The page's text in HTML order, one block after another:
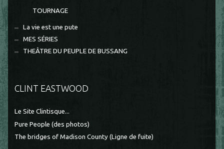
TOURNAGE
La vie est une pute
MES SÉRIES
THEÂTRE DU PEUPLE DE BUSSANG
CLINT EASTWOOD
Le Site Clintisque...
Pure People (des photos)
The bridges of Madison County (Ligne de fuite)